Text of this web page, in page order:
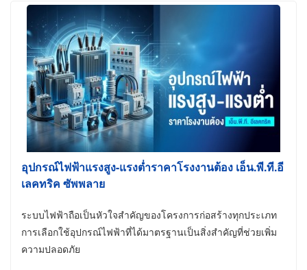
อุปกรณ์ไฟฟ้าแรงสูง-แรงต่ำราคาโรงงานต้อง เอ็น.พี.ที.อี
เลคทริค ซัพพลาย
ระบบไฟฟ้าถือเป็นหัวใจสำคัญของโครงการก่อสร้างทุกประเภท
การเลือกใช้อุปกรณ์ไฟฟ้าที่ได้มาตรฐานเป็นสิ่งสำคัญที่ช่วยเพิ่ม
ความปลอดภัย